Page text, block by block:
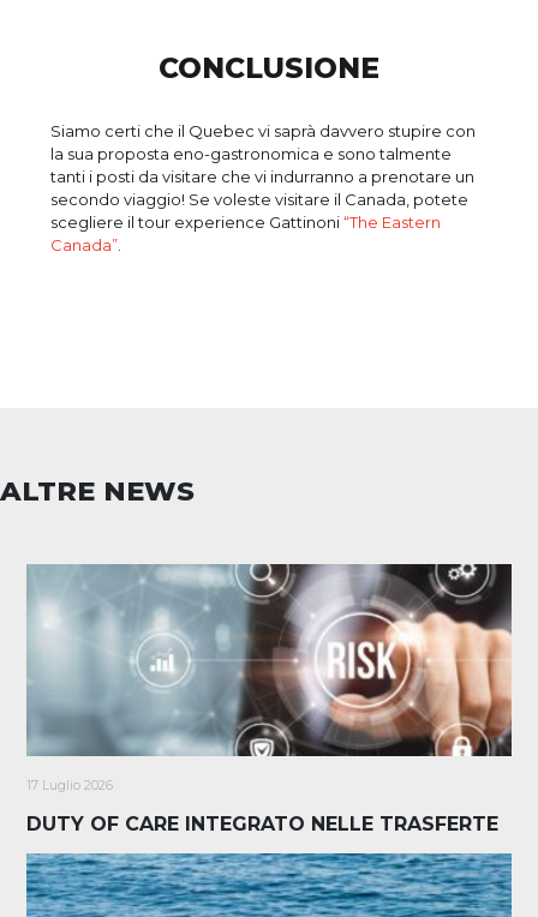
CONCLUSIONE
Siamo certi che il Quebec vi saprà davvero stupire con
la sua proposta eno-gastronomica e sono talmente
tanti i posti da visitare che vi indurranno a prenotare un
secondo viaggio! Se voleste visitare il Canada, potete
scegliere il tour experience Gattinoni“The Eastern
Canada”
ALTRE NEWS
17 Luglio 2026
DUTY OF CARE INTEGRATO NELLE TRASFERTE